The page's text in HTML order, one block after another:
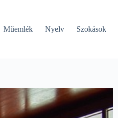
Műemlék Nyelv Szokások